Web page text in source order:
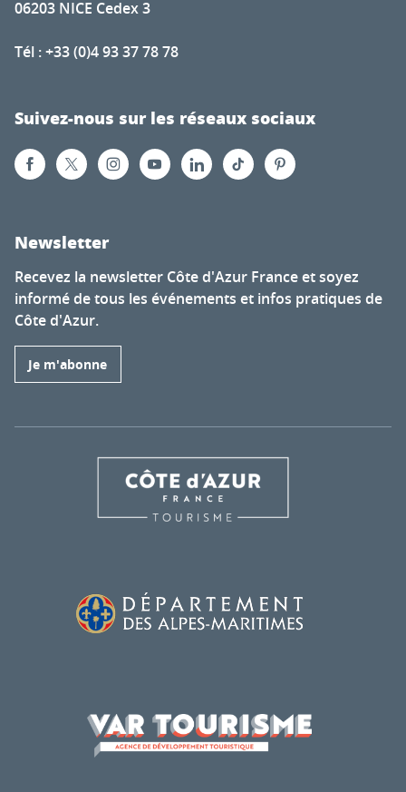
06203 NICE Cedex 3
Tél : +33 (0)4 93 37 78 78
Suivez-nous sur les réseaux sociaux
Newsletter
Recevez la newsletter Côte d'Azur France et soyez
informé de tous les événements et infos pratiques de
Côte d'Azur.
Je m'abonne